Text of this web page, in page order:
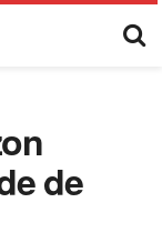
de